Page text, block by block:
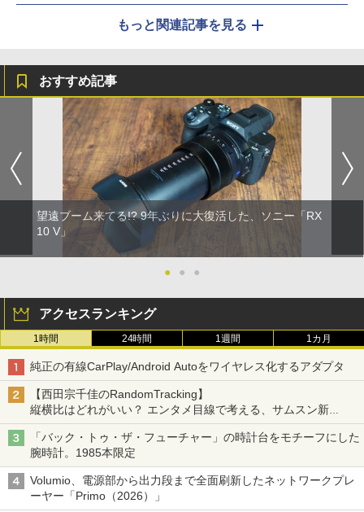
もっと関連記事を見る
おすすめ記事
望遠ブーム来てる!? 9年ぶりに大復活した、ソニー「RX
10 V」
● ● ●
アクセスランキング
1時間 24時間 1週間 1カ月
純正の有線CarPlay/Android Autoをワイヤレス化するアダプタ
【西田宗千佳のRandomTracking】
縦横比はどれがいい？ エンタメ目線で考える、サムスン新
「Galaxy Z Fold」
「バック・トゥ・ザ・フューチャー」の時計台をモチーフにした
腕時計。1985本限定
Volumio、電源部から出力段まで全面刷新したネットワークプレ
ーヤー「Primo（2026）」